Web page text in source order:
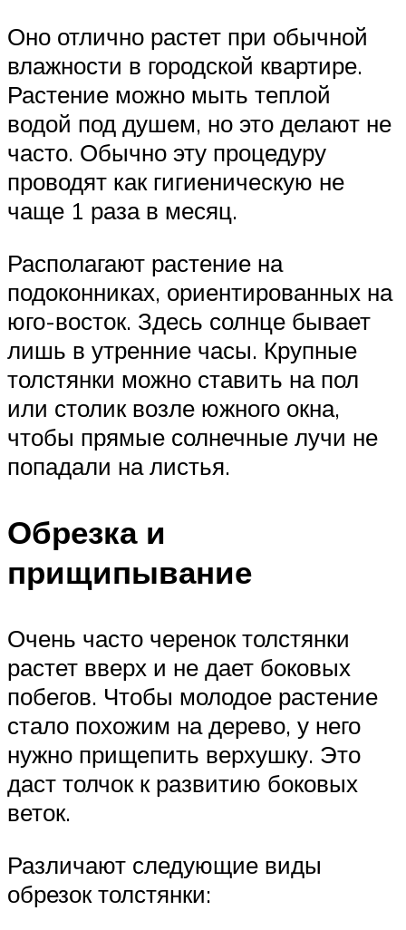
Оно отлично растет при обычной
влажности в городской квартире.
Растение можно мыть теплой
водой под душем, но это делают не
часто. Обычно эту процедуру
проводят как гигиеническую не
чаще 1 раза в месяц.
Располагают растение на
подоконниках, ориентированных на
юго-восток. Здесь солнце бывает
лишь в утренние часы. Крупные
толстянки можно ставить на пол
или столик возле южного окна,
чтобы прямые солнечные лучи не
попадали на листья.
Обрезка и
прищипывание
Очень часто черенок толстянки
растет вверх и не дает боковых
побегов. Чтобы молодое растение
стало похожим на дерево, у него
нужно прищепить верхушку. Это
даст толчок к развитию боковых
веток.
Различают следующие виды
обрезок толстянки: